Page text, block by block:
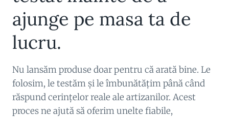
ajunge pe masa ta de
lucru.
Nu lansăm produse doar pentru că arată bine. Le
folosim, le testăm și le îmbunătățim până când
răspund cerințelor reale ale artizanilor. Acest
proces ne ajută să oferim unelte fiabile,